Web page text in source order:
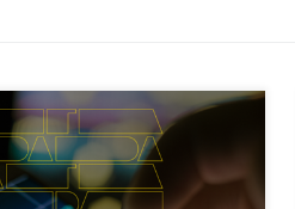
a E-Redes, representada por Nélio Moreira e
no campus de Azurém a apresentar o